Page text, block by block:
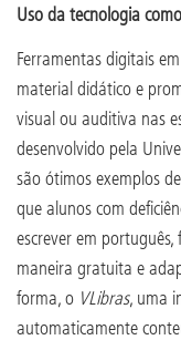
Uso da tecnologia
Ferramentas digitais
material didático e
visual ou auditiva nas
desenvolvido pela
são ótimos exemplos
que alunos com
escrever em
maneira gratuita e
forma, o VLibras, uma
automaticamente